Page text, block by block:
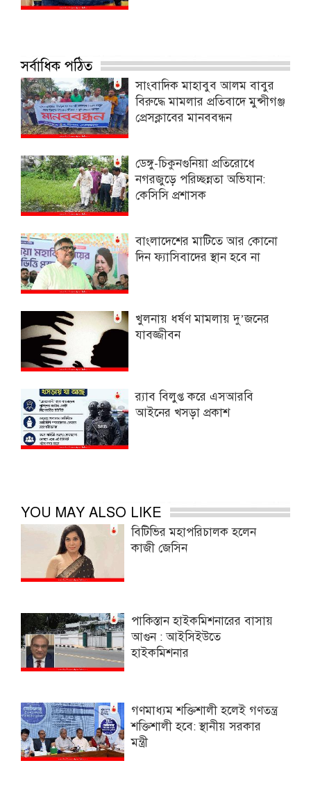
সর্বাধিক পঠিত
সাংবাদিক মাহাবুব আলম বাবুর
বিরুদ্ধে মামলার প্রতিবাদে মুন্সীগঞ্জ
প্রেসক্লাবের মানববন্ধন
ডেঙ্গু-চিকুনগুনিয়া প্রতিরোধে
নগরজুড়ে পরিচ্ছন্নতা অভিযান:
কেসিসি প্রশাসক
বাংলাদেশের মাটিতে আর কোনো
দিন ফ্যাসিবাদের স্থান হবে না
খুলনায় ধর্ষণ মামলায় দু’জনের
যাবজ্জীবন
র‌্যাব বিলুপ্ত করে এসআরবি
আইনের খসড়া প্রকাশ
YOU MAY ALSO LIKE
বিটিভির মহাপরিচালক হলেন
কাজী জেসিন
পাকিস্তান হাইকমিশনারের বাসায়
আগুন : আইসিইউতে
হাইকমিশনার
গণমাধ্যম শক্তিশালী হলেই গণতন্ত্র
শক্তিশালী হবে: স্থানীয় সরকার
মন্ত্রী